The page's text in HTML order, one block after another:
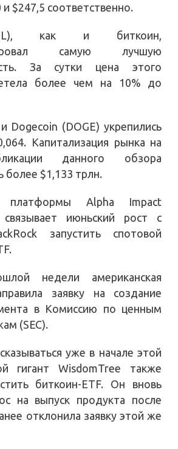
$247,5 соответственно.
как и биткоин,
самую лучшую
За сутки цена этого
более чем на 10% до
Dogecoin (DOGE) укрепились
Капитализация рынка на
данного обзора
более $1,133 трлн.
платформы Alpha Impact
июньский рост с
запустить спотовой
недели американская
заявку на создание
в Комиссию по ценным
(SEC).
уже в начале этой
гигант WisdomTree также
биткоин-ETF. Он вновь
на выпуск продукта после
отклонила заявку этой же